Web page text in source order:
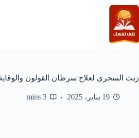
التجاوز
إلى
المحتوى
زيت السحري لعلاج سرطان القولون
19 يناير، 2025 3 mins